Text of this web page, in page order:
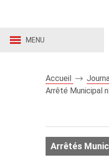
MENU
Accueil
Arrêté Municipal
Arrêtés